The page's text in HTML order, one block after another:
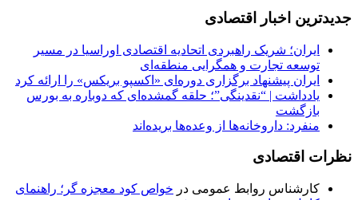
جدیدترین اخبار اقتصادی
ایران؛ شریک راهبردی اتحادیه اقتصادی اوراسیا در مسیر
توسعه تجارت و همگرایی منطقه‌ای
ایران پیشنهاد برگزاری دوره‌ای «اکسپو بریکس» را ارائه کرد
یادداشت | “نقدینگی”؛ حلقه گمشده‌ای که دوباره به بورس
بازگشت
منفرد: داروخانه‌ها از وعده‌ها بریده‌اند
نظرات اقتصادی
کارشناس روابط عمومی در خواص کود معجزه گر؛ راهنمای